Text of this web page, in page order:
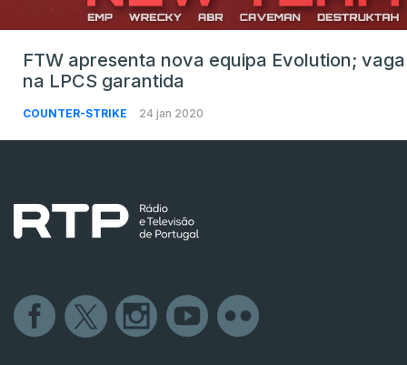
FTW apresenta nova equipa Evolution; vaga
na LPCS garantida
COUNTER-STRIKE 24 jan 2020